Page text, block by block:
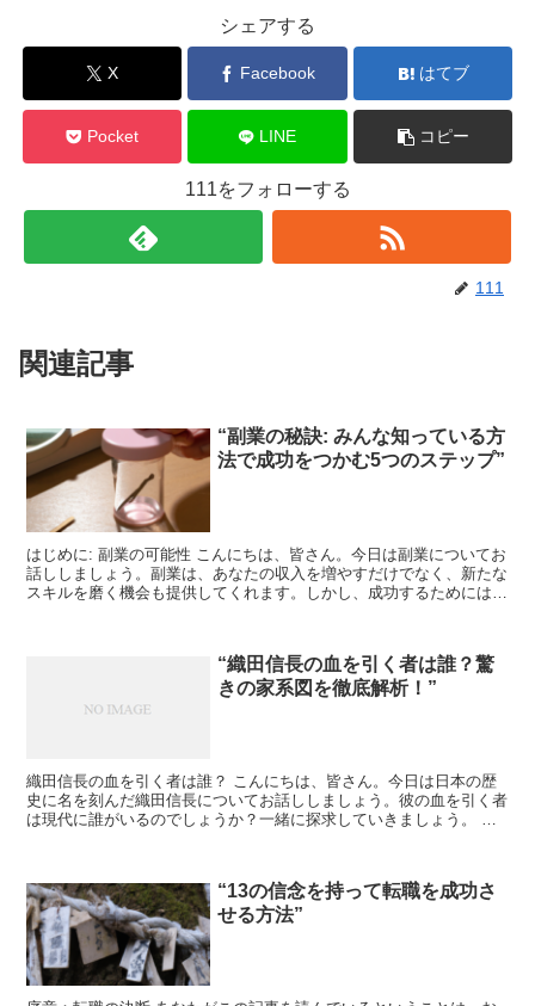
シェアする
X Facebook はてブ
Pocket LINE コピー
111をフォローする
111
関連記事
“副業の秘訣: みんな知っている方
法で成功をつかむ5つのステップ”
はじめに: 副業の可能性 こんにちは、皆さん。今日は副業についてお
話ししましょう。副業は、あなたの収入を増やすだけでなく、新たな
スキルを磨く機会も提供してくれます。しかし、成功するためには正
“織田信長の血を引く者は誰？驚
きの家系図を徹底解析！”
織田信長の血を引く者は誰？ こんにちは、皆さん。今日は日本の歴
史に名を刻んだ織田信長についてお話ししましょう。彼の血を引く者
は現代に誰がいるのでしょうか？一緒に探求していきましょう。 織
“13の信念を持って転職を成功さ
せる方法”